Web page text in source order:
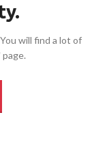
You will find a lot of